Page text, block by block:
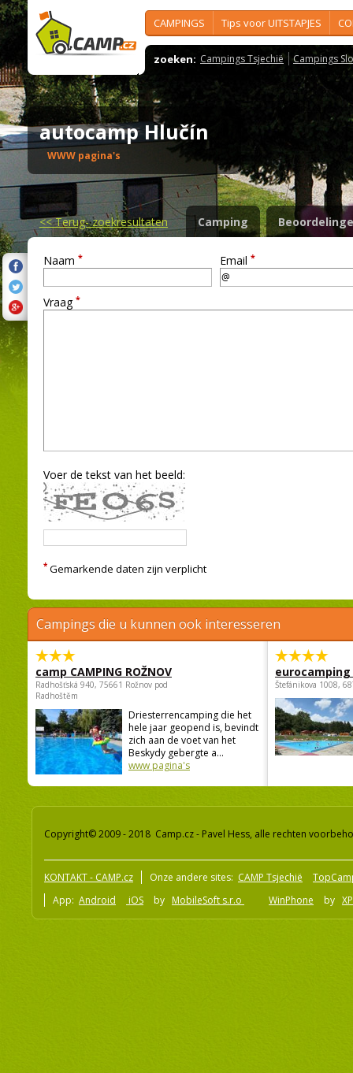
CAMPINGS Tips voor UITSTAPJES
zoeken: Campings Tsjechië Campings
autocamp Hlučín
WWW pagina's
<<Terug- zoekresultaten Camping
Naam * Email *
Vraag *
Voer de tekst van het beeld:
* Gemarkende daten zijn verplicht
Campings die u kunnen ook interesseren
camp CAMPING ROŽNOV
Radhošťská 940, 75661 Rožnov pod
Radhoštěm
Driesterrencamping die het
hele jaar geopend is, bevindt
zich aan de voet van het
Beskydy gebergte a...
www pagina's
Štefánikova 1008,
Copyright© 2009 - 2018 Camp.cz - Pavel Hess, alle rechten
KONTAKT - CAMP.cz Onze andere sites: CAMP Tsjechië
App: Android iOS by MobileSoft s.r.o WinPhone by